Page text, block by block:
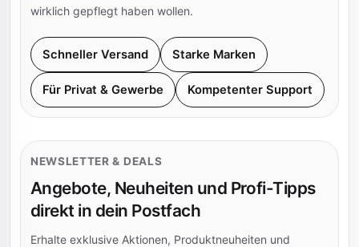
wirklich gepflegt haben wollen.
Schneller Versand Starke Marken
Für Privat & Gewerbe Kompetenter Support
NEWSLETTER & DEALS
Angebote, Neuheiten und Profi-Tipps
direkt in dein Postfach
Erhalte exklusive Aktionen, Produktneuheiten und